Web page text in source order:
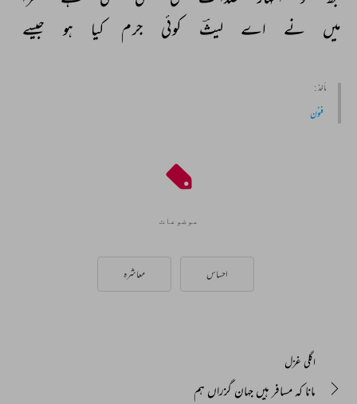
میں
نے اے لیثؔ کوئی جرم کیا ہو جیسے
مأخذ :
فنون
موضوعات
احساس معاشرہ
اگلی غزل
مانا کہ مسافر ہیں جہان گزراں ہم